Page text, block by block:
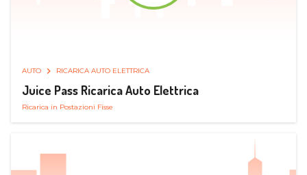
AUTO RICARICA AUTO ELETTRICA
Juice Pass Ricarica Auto Elettrica
Ricarica in Postazioni Fisse